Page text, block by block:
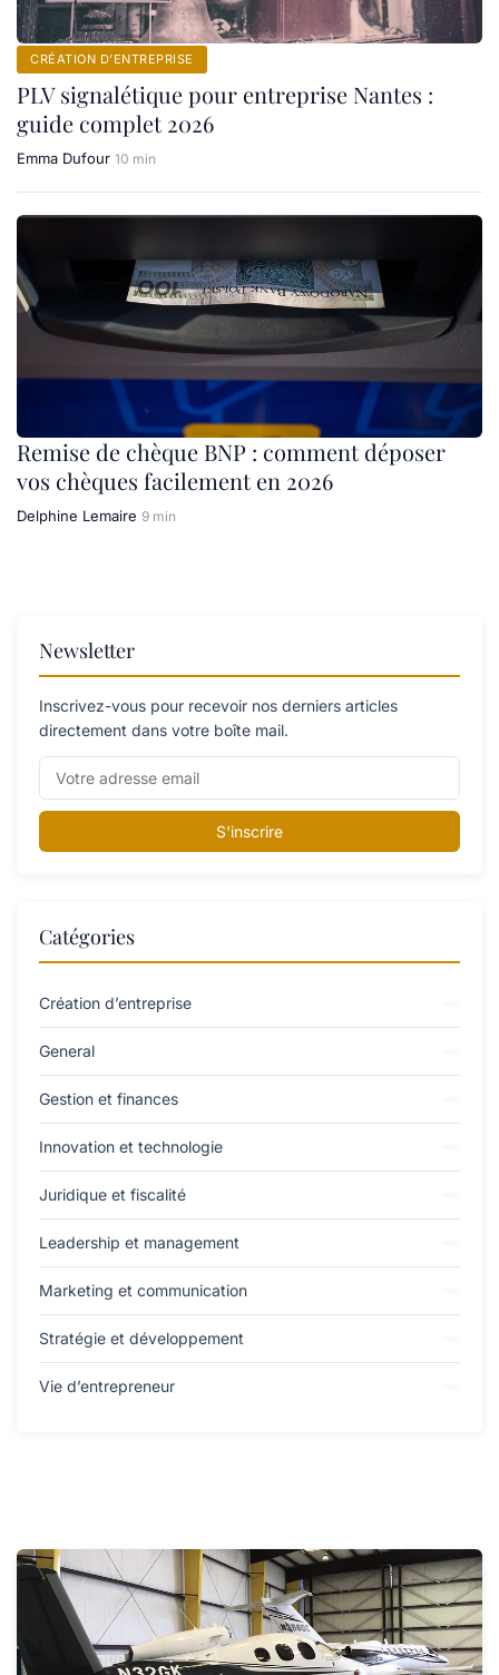
CRÉATION D’ENTREPRISE
PLV signalétique pour entreprise Nantes :
guide complet 2026
Emma Dufour 10 min
Remise de chèque BNP : comment déposer
vos chèques facilement en 2026
Delphine Lemaire 9 min
Newsletter
Inscrivez-vous pour recevoir nos derniers articles
directement dans votre boîte mail.
S'inscrire
Catégories
Création d’entreprise
General
Gestion et finances
Innovation et technologie
Juridique et fiscalité
Leadership et management
Marketing et communication
Stratégie et développement
Vie d’entrepreneur